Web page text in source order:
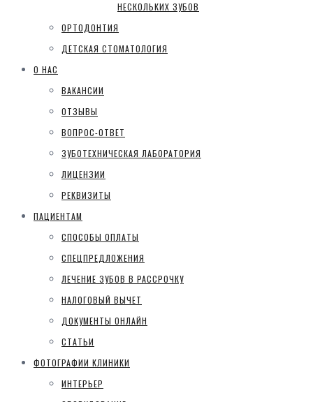
НЕСКОЛЬКИХ ЗУБОВ
ОРТОДОНТИЯ
ДЕТСКАЯ СТОМАТОЛОГИЯ
О НАС
ВАКАНСИИ
ОТЗЫВЫ
ВОПРОС-ОТВЕТ
ЗУБОТЕХНИЧЕСКАЯ ЛАБОРАТОРИЯ
ЛИЦЕНЗИИ
РЕКВИЗИТЫ
ПАЦИЕНТАМ
СПОСОБЫ ОПЛАТЫ
СПЕЦПРЕДЛОЖЕНИЯ
ЛЕЧЕНИЕ ЗУБОВ В РАССРОЧКУ
НАЛОГОВЫЙ ВЫЧЕТ
ДОКУМЕНТЫ ОНЛАЙН
СТАТЬИ
ФОТОГРАФИИ КЛИНИКИ
ИНТЕРЬЕР